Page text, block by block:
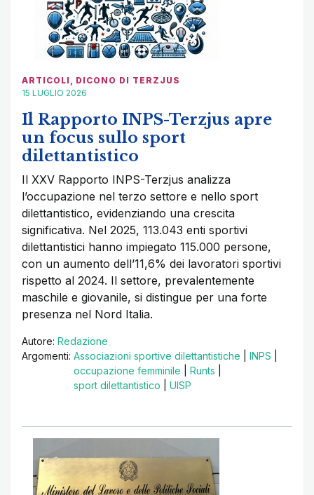
ARTICOLI , DICONO DI TERZJUS
15 LUGLIO 2026
Il Rapporto INPS-Terzjus apre
un focus sullo sport
dilettantistico
Il XXV Rapporto INPS-Terzjus analizza
l’occupazione nel terzo settore e nello sport
dilettantistico, evidenziando una crescita
significativa. Nel 2025, 113.043 enti sportivi
dilettantistici hanno impiegato 115.000 persone,
con un aumento dell’11,6% dei lavoratori sportivi
rispetto al 2024. Il settore, prevalentemente
maschile e giovanile, si distingue per una forte
presenza nel Nord Italia.
Autore: Redazione
Argomenti: Associazioni sportive dilettantistiche INPS
occupazione femminile
Runts
sport dilettantistico
UISP